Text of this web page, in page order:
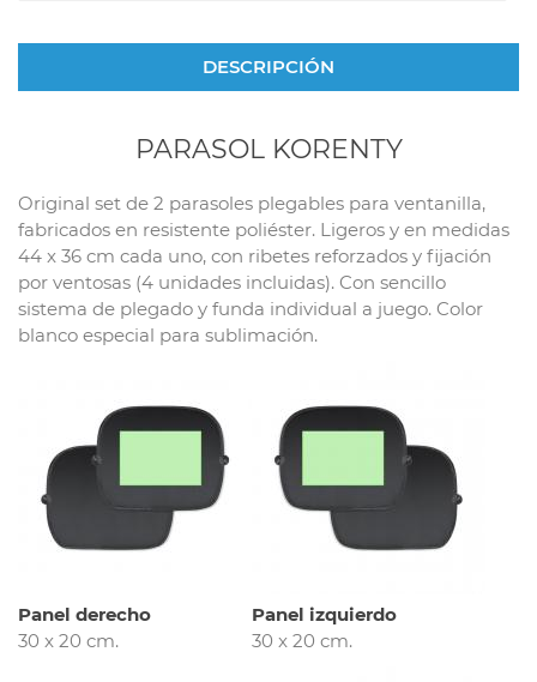
DESCRIPCIÓN
PARASOL KORENTY
Original set de 2 parasoles plegables para ventanilla,
fabricados en resistente poliéster. Ligeros y en medidas
44 x 36 cm cada uno, con ribetes reforzados y fijación
por ventosas (4 unidades incluidas). Con sencillo
sistema de plegado y funda individual a juego. Color
blanco especial para sublimación.
Panel derecho
30 x 20 cm.
Panel izquierdo
30 x 20 cm.